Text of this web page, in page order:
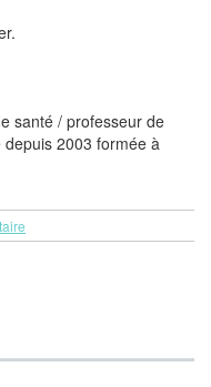
santé / professeur de
2003 formée à